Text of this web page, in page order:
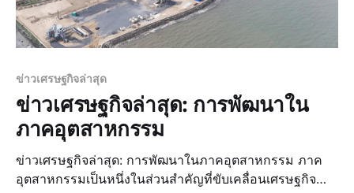
ข่าวเศรษฐกิจล่าสุด
ข่าวเศรษฐกิจล่าสุด: การพัฒนาใน
ภาคอุตสาหกรรม
ข่าวเศรษฐกิจล่าสุด: การพัฒนาในภาคอุตสาหกรรม ภาค
อุตสาหกรรมเป็นหนึ่งในส่วนสำคัญที่ขับเคลื่อนเศรษฐกิจ